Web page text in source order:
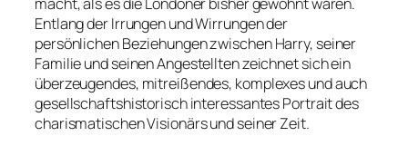
Entlang der Irrungen und Wirrungen der
persönlichen Beziehungen zwischen Harry, seiner
Familie und seinen Angestellten zeichnet sich ein
überzeugendes, mitreißendes, komplexes und auch
gesellschaftshistorisch interessantes Portrait des
charismatischen Visionärs und seiner Zeit.